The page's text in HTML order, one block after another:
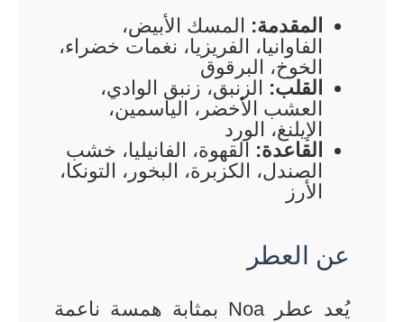
المقدمة: المسك الأبيض،
الفاوانيا، الفريزيا، نغمات خضراء،
الخوخ، البرقوق
القلب: الزنبق، زنبق الوادي،
العشب الأخضر، الياسمين،
الإيلنغ، الورد
القاعدة: القهوة، الفانيليا، خشب
الصندل، الكزبرة، البخور، التونكا،
الأرز
عن العطر
يُعد عطر Noa بمثابة همسة ناعمة